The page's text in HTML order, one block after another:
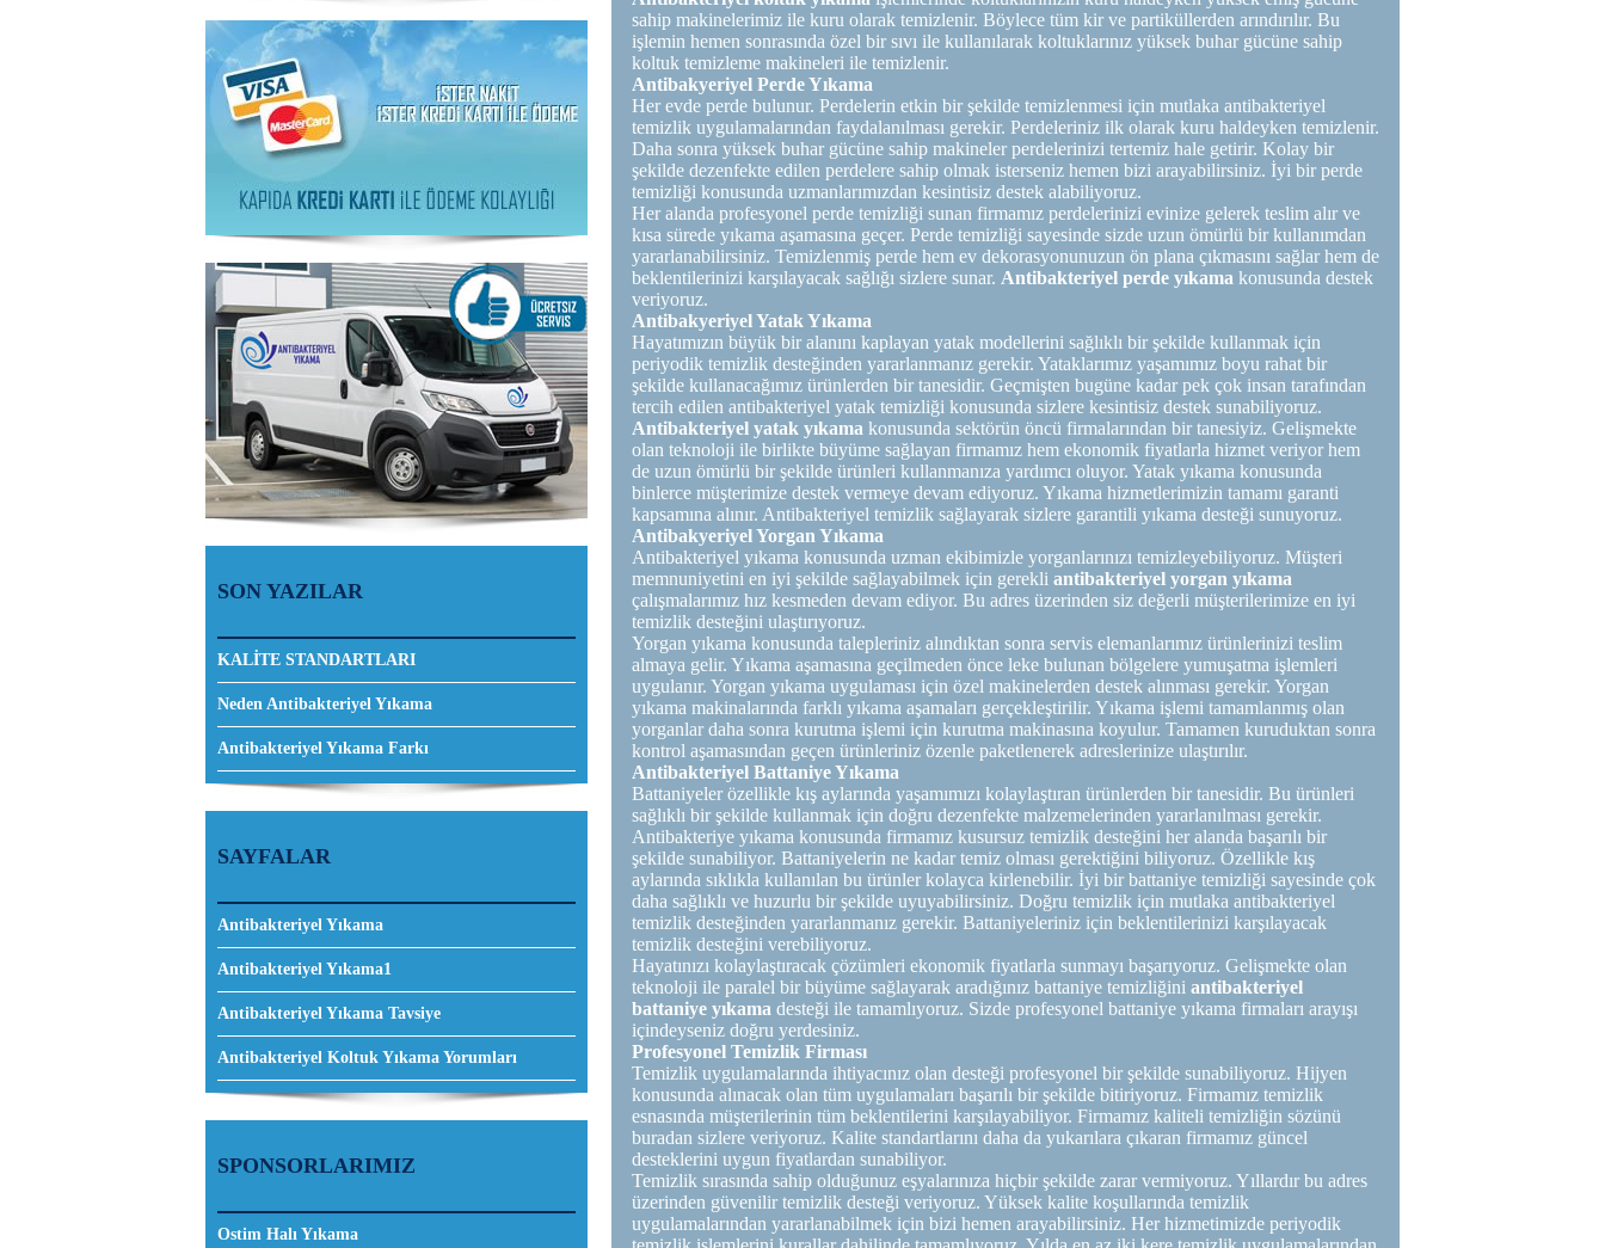
sahip makinelerimiz ile kuru olarak temizlenir. Böylece tüm kir ve partiküllerden arındırılır. Bu
işlemin hemen sonrasında özel bir sıvı ile kullanılarak koltuklarınız yüksek buhar gücüne sahip
koltuk temizleme makineleri ile temizlenir.
Antibakyeriyel Perde Yıkama
Her evde perde bulunur. Perdelerin etkin bir şekilde temizlenmesi için mutlaka antibakteriyel
temizlik uygulamalarından faydalanılması gerekir. Perdeleriniz ilk olarak kuru haldeyken temizlenir.
Daha sonra yüksek buhar gücüne sahip makineler perdelerinizi tertemiz hale getirir. Kolay bir
şekilde dezenfekte edilen perdelere sahip olmak isterseniz hemen bizi arayabilirsiniz. İyi bir perde
temizliği konusunda uzmanlarımızdan kesintisiz destek alabiliyoruz.
Her alanda profesyonel perde temizliği sunan firmamız perdelerinizi evinize gelerek teslim alır ve
kısa sürede yıkama aşamasına geçer. Perde temizliği sayesinde sizde uzun ömürlü bir kullanımdan
yararlanabilirsiniz. Temizlenmiş perde hem ev dekorasyonunuzun ön plana çıkmasını sağlar hem de
beklentilerinizi karşılayacak sağlığı sizlere sunar. Antibakteriyel perde yıkama konusunda destek
veriyoruz.
Antibakyeriyel Yatak Yıkama
Hayatımızın büyük bir alanını kaplayan yatak modellerini sağlıklı bir şekilde kullanmak için
periyodik temizlik desteğinden yararlanmanız gerekir. Yataklarımız yaşamımız boyu rahat bir
şekilde kullanacağımız ürünlerden bir tanesidir. Geçmişten bugüne kadar pek çok insan tarafından
tercih edilen antibakteriyel yatak temizliği konusunda sizlere kesintisiz destek sunabiliyoruz.
Antibakteriyel yatak yıkama konusunda sektörün öncü firmalarından bir tanesiyiz. Gelişmekte
olan teknoloji ile birlikte büyüme sağlayan firmamız hem ekonomik fiyatlarla hizmet veriyor hem
de uzun ömürlü bir şekilde ürünleri kullanmanıza yardımcı oluyor. Yatak yıkama konusunda
binlerce müşterimize destek vermeye devam ediyoruz. Yıkama hizmetlerimizin tamamı garanti
kapsamına alınır. Antibakteriyel temizlik sağlayarak sizlere garantili yıkama desteği sunuyoruz.
Antibakyeriyel Yorgan Yıkama
Antibakteriyel yıkama konusunda uzman ekibimizle yorganlarınızı temizleyebiliyoruz. Müşteri
memnuniyetini en iyi şekilde sağlayabilmek için gerekli antibakteriyel yorgan yıkama
çalışmalarımız hız kesmeden devam ediyor. Bu adres üzerinden siz değerli müşterilerimize en iyi
temizlik desteğini ulaştırıyoruz.
Yorgan yıkama konusunda talepleriniz alındıktan sonra servis elemanlarımız ürünlerinizi teslim
almaya gelir. Yıkama aşamasına geçilmeden önce leke bulunan bölgelere yumuşatma işlemleri
uygulanır. Yorgan yıkama uygulaması için özel makinelerden destek alınması gerekir. Yorgan
yıkama makinalarında farklı yıkama aşamaları gerçekleştirilir. Yıkama işlemi tamamlanmış olan
yorganlar daha sonra kurutma işlemi için kurutma makinasına koyulur. Tamamen kuruduktan sonra
kontrol aşamasından geçen ürünleriniz özenle paketlenerek adreslerinize ulaştırılır.
Antibakteriyel Battaniye Yıkama
Battaniyeler özellikle kış aylarında yaşamımızı kolaylaştıran ürünlerden bir tanesidir. Bu ürünleri
sağlıklı bir şekilde kullanmak için doğru dezenfekte malzemelerinden yararlanılması gerekir.
Antibakteriye yıkama konusunda firmamız kusursuz temizlik desteğini her alanda başarılı bir
şekilde sunabiliyor. Battaniyelerin ne kadar temiz olması gerektiğini biliyoruz. Özellikle kış
aylarında sıklıkla kullanılan bu ürünler kolayca kirlenebilir. İyi bir battaniye temizliği sayesinde çok
daha sağlıklı ve huzurlu bir şekilde uyuyabilirsiniz. Doğru temizlik için mutlaka antibakteriyel
temizlik desteğinden yararlanmanız gerekir. Battaniyeleriniz için beklentilerinizi karşılayacak
temizlik desteğini verebiliyoruz.
Hayatınızı kolaylaştıracak çözümleri ekonomik fiyatlarla sunmayı başarıyoruz. Gelişmekte olan
teknoloji ile paralel bir büyüme sağlayarak aradığınız battaniye temizliğini antibakteriyel
battaniye yıkama desteği ile tamamlıyoruz. Sizde profesyonel battaniye yıkama firmaları arayışı
içindeyseniz doğru yerdesiniz.
Profesyonel Temizlik Firması
Temizlik uygulamalarında ihtiyacınız olan desteği profesyonel bir şekilde sunabiliyoruz. Hijyen
konusunda alınacak olan tüm uygulamaları başarılı bir şekilde bitiriyoruz. Firmamız temizlik
esnasında müşterilerinin tüm beklentilerini karşılayabiliyor. Firmamız kaliteli temizliğin sözünü
buradan sizlere veriyoruz. Kalite standartlarını daha da yukarılara çıkaran firmamız güncel
desteklerini uygun fiyatlardan sunabiliyor.
Temizlik sırasında sahip olduğunuz eşyalarınıza hiçbir şekilde zarar vermiyoruz. Yıllardır bu adres
üzerinden güvenilir temizlik desteği veriyoruz. Yüksek kalite koşullarında temizlik
uygulamalarından yararlanabilmek için bizi hemen arayabilirsiniz. Her hizmetimizde periyodik
SON YAZILAR
KALİTE STANDARTLARI
Neden Antibakteriyel Yıkama
Antibakteriyel Yıkama Farkı
SAYFALAR
Antibakteriyel Yıkama
Antibakteriyel Yıkama1
Antibakteriyel Yıkama Tavsiye
Antibakteriyel Koltuk Yıkama Yorumları
SPONSORLARIMIZ
Ostim Halı Yıkama